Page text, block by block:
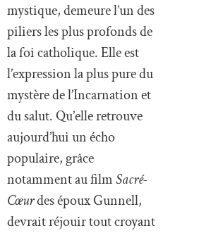
mystique, demeure l’un des
piliers les plus profonds de
la foi catholique. Elle est
l’expression la plus pure du
mystère de l’Incarnation et
du salut. Qu’elle retrouve
aujourd’hui un écho
populaire, grâce
notamment au filmSacré-
Cœurdes époux Gunnell,
devrait réjouir tout croyant